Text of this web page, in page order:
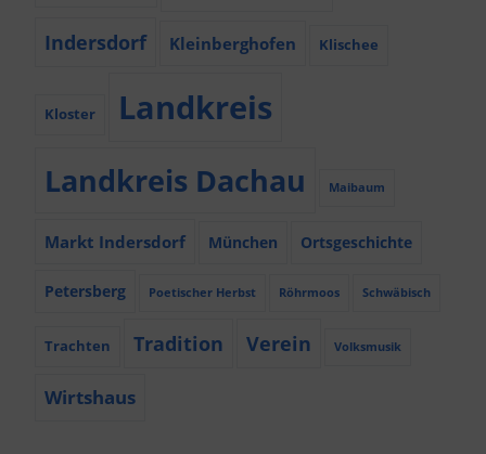
Indersdorf Kleinberghofen Klischee
Kloster Landkreis
Landkreis Dachau Maibaum
Markt Indersdorf München Ortsgeschichte
Petersberg Poetischer Herbst Röhrmoos Schwäbisch
Trachten Tradition Verein Volksmusik
Wirtshaus